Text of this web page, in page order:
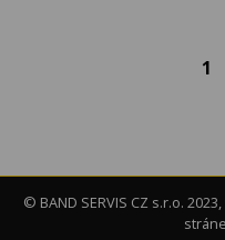
1
© BAND SERVIS CZ s.r.o.